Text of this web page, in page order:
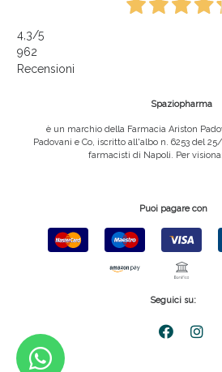
4,3/5
962
Recensioni
Spaziopharma
è un marchio della Farmacia Ariston
Padovani e Co, iscritto all'albo n. 6253 del
farmacisti di Napoli. Per
Puoi pagare con
Seguici su: